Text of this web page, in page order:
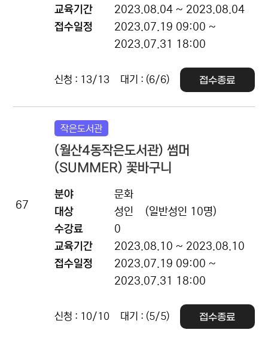
교육기간
2023.08.04 ~ 2023.08.04
접수일정
2023.07.19 09:00 ~
2023.07.31 18:00
신청 : 13/13 대기 : (6/6) 접수종료
67
작은도서관
(월산4동작은도서관) 썸머
(SUMMER) 꽃바구니
분야
문화
대상
성인
(일반성인 10명)
수강료
0
교육기간
2023.08.10 ~ 2023.08.10
접수일정
2023.07.19 09:00 ~
2023.07.31 18:00
신청 : 10/10 대기 : (5/5) 접수종료